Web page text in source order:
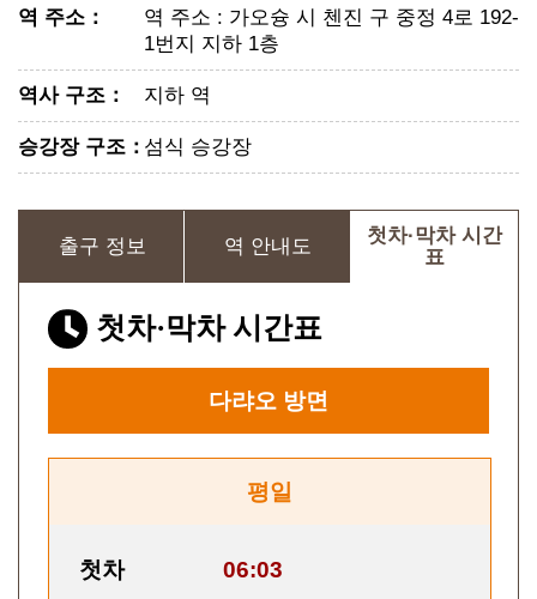
역 주소 ：
역 주소 : 가오슝 시 첸진 구 중정 4로 192-
1번지 지하 1층
역사 구조 ： 지하 역
승강장 구조 ：섬식 승강장
출구 정보 역 안내도
첫차·막차 시간
표
첫차·막차 시간표
다랴오 방면
평일
첫차 06:03